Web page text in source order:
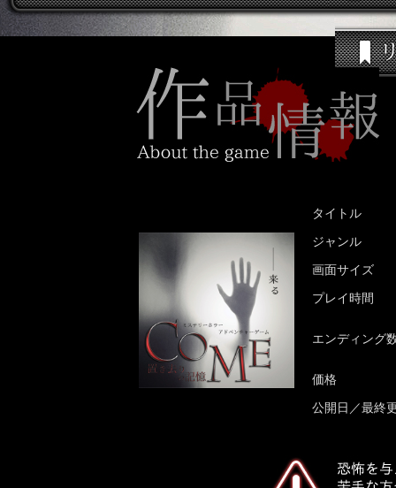
タイトル
ジャンル
画面サイズ
プレイ時間
エンディング
価格
公開日／最終